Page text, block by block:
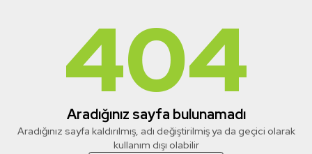
404
Aradığınız sayfa bulunamadı
Aradığınız sayfa kaldırılmış, adı değiştirilmiş ya da geçici olarak
kullanım dışı olabilir